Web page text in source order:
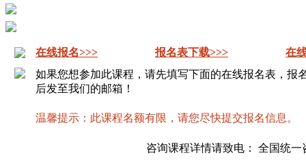
在线报名>>> 报名表下载>>>
在
如果您想参加此课程，请先填写下面的在线报名表，报
后发至我们的邮箱！
温馨提示：此课程名额有限，请您尽快提交报名信息。
咨询课程详情请致电： 全国统